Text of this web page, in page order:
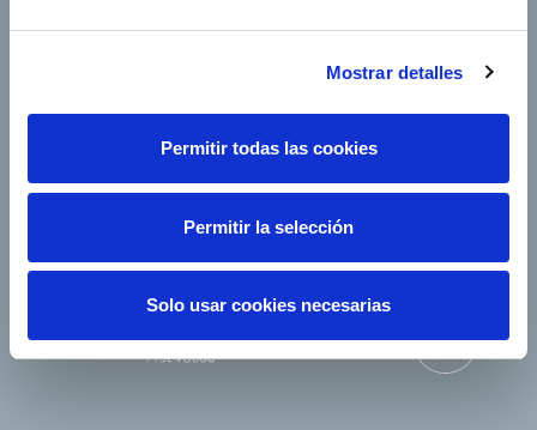
Mostrar detalles
Permitir todas las cookies
Permitir la selección
Solo usar cookies necesarias
Síguenos